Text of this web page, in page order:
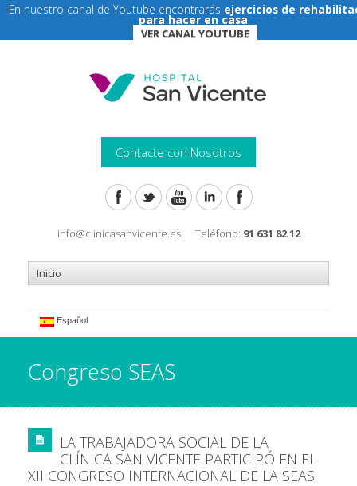
En nuestro canal de Youtube encontrarás ejercicios de
para hacer en casa
VER CANAL YOUTUBE
Contacte con Nosotros
info@clinicasanvicente.es Teléfono: 91 631 82 12
Español
Congreso SEAS
LA TRABAJADORA SOCIAL DE LA
CLÍNICA SAN VICENTE PARTICIPÓ EN EL
XII CONGRESO INTERNACIONAL DE LA SEAS